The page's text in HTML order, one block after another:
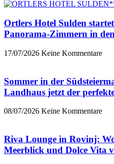
Ortlers Hotel Sulden
Panorama-Zimmern in
17/07/2026 Keine Kommentare
Sommer in der
Landhaus jetzt der
08/07/2026 Keine Kommentare
Riva Lounge in Rovinj:
Meerblick und Dolce Vita